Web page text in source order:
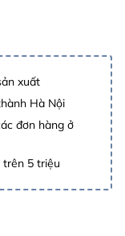
xuất
Hà Nội
đơn hàng ở
trên 5 triệu